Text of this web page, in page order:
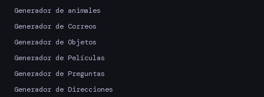
Generador de animales
Generador de Correos
Generador de Objetos
Generador de Películas
Generador de Preguntas
Generador de Direcciones